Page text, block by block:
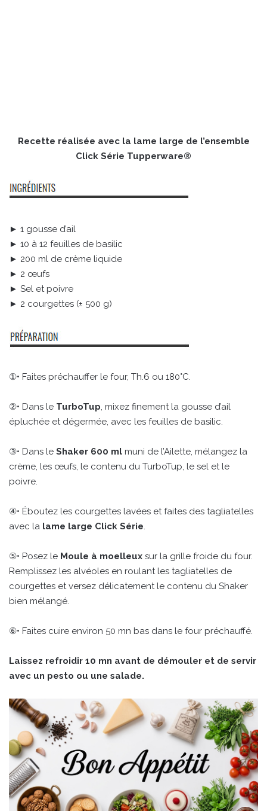
Recette réalisée avec la lame large de l’ensemble
Click Série Tupperware®
► 1 gousse d’ail
► 10 à 12 feuilles de basilic
► 200 ml de crème liquide
► 2 œufs
► Sel et poivre
► 2 courgettes (± 500 g)
①• Faites préchauffer le four, Th.6 ou 180°C.
②• Dans le TurboTup, mixez finement la gousse d’ail
épluchée et dégermée, avec les feuilles de basilic.
③• Dans le Shaker 600 ml muni de l’Ailette, mélangez la
crème, les œufs, le contenu du TurboTup, le sel et le
poivre.
④• Éboutez les courgettes lavées et faites des tagliatelles
avec la lame large Click Série.
⑤• Posez le Moule à moelleux sur la grille froide du four.
Remplissez les alvéoles en roulant les tagliatelles de
courgettes et versez délicatement le contenu du Shaker
bien mélangé.
⑥• Faites cuire environ 50 mn bas dans le four préchauffé.
Laissez refroidir 10 mn avant de démouler et de servir
avec un pesto ou une salade.